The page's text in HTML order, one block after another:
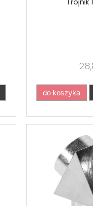
Trójnik
do koszyka